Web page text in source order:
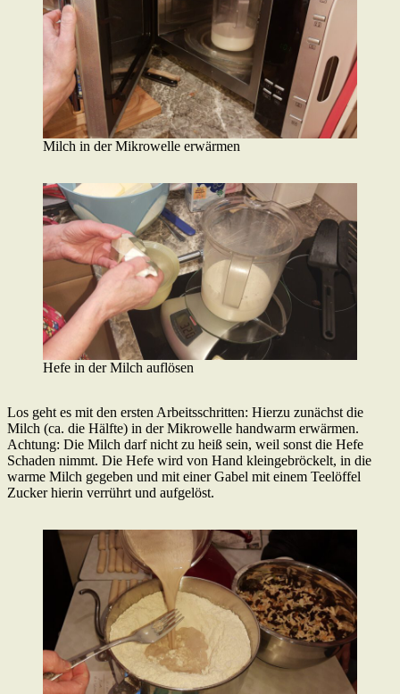
Milch in der Mikrowelle erwärmen
Hefe in der Milch auflösen
Los geht es mit den ersten Arbeitsschritten: Hierzu zunächst die
Milch (ca. die Hälfte) in der Mikrowelle handwarm erwärmen.
Achtung: Die Milch darf nicht zu heiß sein, weil sonst die Hefe
Schaden nimmt. Die Hefe wird von Hand kleingebröckelt, in die
warme Milch gegeben und mit einer Gabel mit einem Teelöffel
Zucker hierin verrührt und aufgelöst.